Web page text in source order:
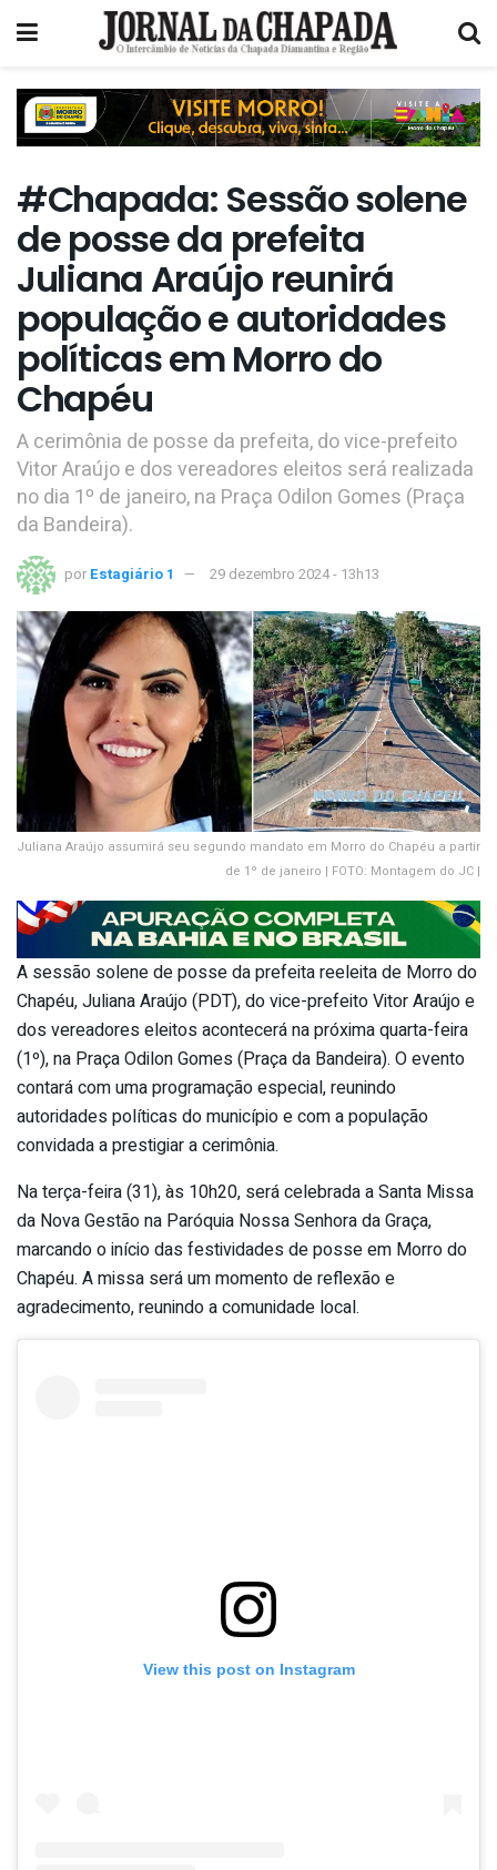
#Chapada: Sessão solene
de posse da prefeita
Juliana Araújo reunirá
população e autoridades
políticas em Morro do
Chapéu
A cerimônia de posse da prefeita, do vice-prefeito
Vitor Araújo e dos vereadores eleitos será realizada
no dia 1º de janeiro, na Praça Odilon Gomes (Praça
da Bandeira).
por Estagiário 1 29 dezembro 2024 - 13h13
Juliana Araújo assumirá seu segundo mandato em Morro do Chapéu a partir
de 1º de janeiro | FOTO: Montagem do JC |
A sessão solene de posse da prefeita reeleita de Morro do
Chapéu, Juliana Araújo (PDT), do vice-prefeito Vitor Araújo e
dos vereadores eleitos acontecerá na próxima quarta-feira
(1º), na Praça Odilon Gomes (Praça da Bandeira). O evento
contará com uma programação especial, reunindo
autoridades políticas do município e com a população
convidada a prestigiar a cerimônia.
Na terça-feira (31), às 10h20, será celebrada a Santa Missa
da Nova Gestão na Paróquia Nossa Senhora da Graça,
marcando o início das festividades de posse em Morro do
Chapéu. A missa será um momento de reflexão e
agradecimento, reunindo a comunidade local.
View this post on Instagram